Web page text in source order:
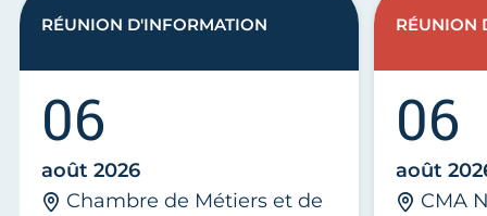
06
août 2026
Chambre de Métiers et de
RÉUNION D'INFORMATION
06
août
CMA
RÉUNION